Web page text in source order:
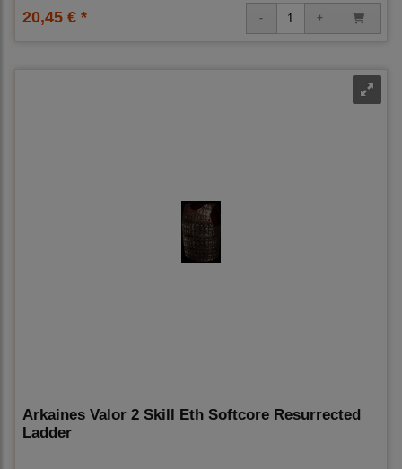
20,45 € *
Arkaines Valor 2 Skill Eth Softcore Resurrected
Ladder